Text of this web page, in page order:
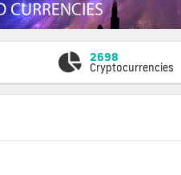
2698
Cryptocurrencies